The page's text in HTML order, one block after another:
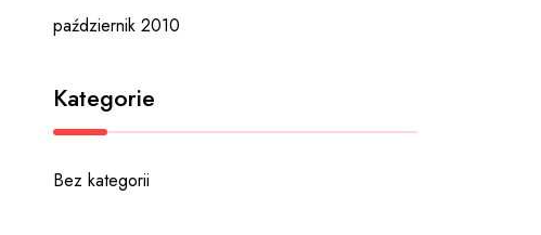
październik 2010
Kategorie
Bez kategorii